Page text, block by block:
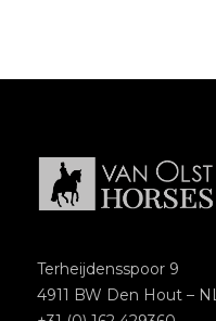
Terheijdensspoor 9
4911 BW Den Hout – NL